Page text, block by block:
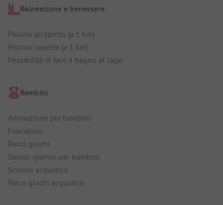
Balneazione e benessere
Piscina all'aperto (a 1 km)
Piscina coperta (a 1 km)
Possibilità di fare il bagno al lago
Bambini
Animazione per bambini
Fasciatoio
Parco giochi
Servizi igienici per bambini
Scivolo acquatico
Parco giochi acquatico